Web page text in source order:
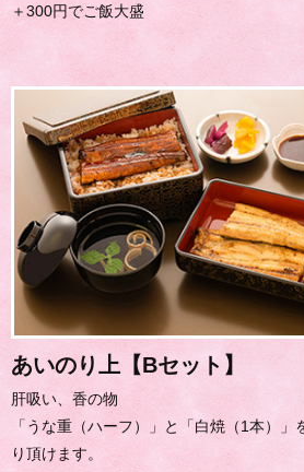
＋300円でご飯大盛
あいのり上【Bセット】
肝吸い、香の物
「うな重（ハーフ）」と「白焼（1本）
り頂けます。